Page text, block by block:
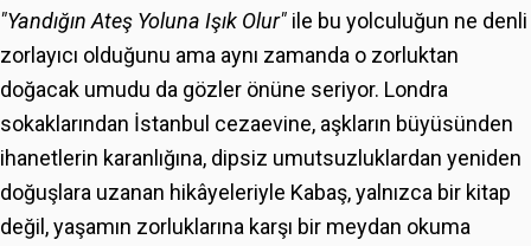
"Yandığın Ateş Yoluna Işık Olur" ile bu yolculuğun ne denli
zorlayıcı olduğunu ama aynı zamanda o zorluktan
doğacak umudu da gözler önüne seriyor. Londra
sokaklarından İstanbul cezaevine, aşkların büyüsünden
ihanetlerin karanlığına, dipsiz umutsuzluklardan yeniden
doğuşlara uzanan hikâyeleriyle Kabaş, yalnızca bir kitap
değil, yaşamın zorluklarına karşı bir meydan okuma